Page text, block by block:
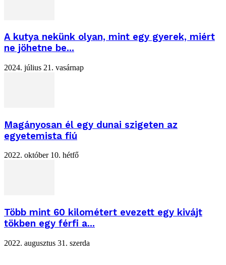
A kutya nekünk olyan, mint egy gyerek, miért
ne jöhetne be...
2024. július 21. vasárnap
Magányosan él egy dunai szigeten az
egyetemista fiú
2022. október 10. hétfő
Több mint 60 kilométert evezett egy kivájt
tökben egy férfi a...
2022. augusztus 31. szerda